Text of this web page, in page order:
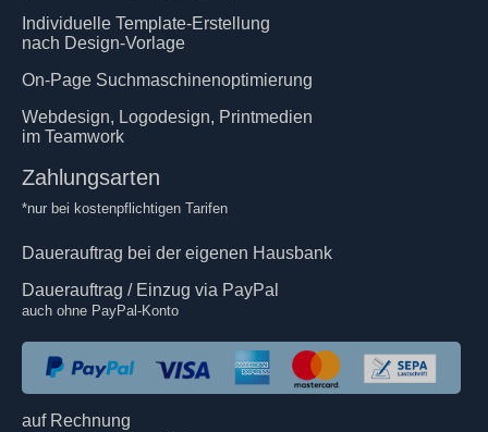
Individuelle Template-Erstellung
nach Design-Vorlage
On-Page Suchmaschinenoptimierung
Webdesign, Logodesign, Printmedien
im Teamwork
Zahlungsarten
*nur bei kostenpflichtigen Tarifen
Dauerauftrag bei der eigenen Hausbank
Dauerauftrag / Einzug via PayPal
auch ohne PayPal-Konto
auf Rechnung